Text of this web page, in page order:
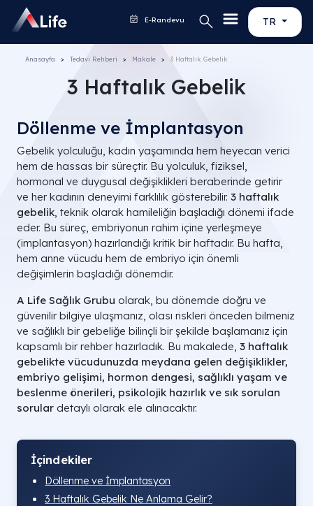
TR
E-Randevu
Anasayfa Tedavi Rehberi Makale 3 Haftalık Gebelik
3 Haftalık Gebelik
Döllenme ve İmplantasyon
Gebelik yolculuğu, kadın yaşamında hem heyecan verici
hem de hassas bir süreçtir. Bu yolculuk, fiziksel,
hormonal ve duygusal değişiklikleri beraberinde getirir
ve her kadının deneyimi farklılık gösterebilir. 3 haftalık
gebelik, teknik olarak hamileliğin başladığı dönemi ifade
eder. Bu süreç, embriyonun rahim içine yerleşmeye
(implantasyon) hazırlandığı kritik bir haftadır. Bu hafta,
hem anne vücudu hem de embriyo için önemli
değişimlerin başladığı dönemdir.
A Life Sağlık Grubu olarak, bu dönemde doğru ve
güvenilir bilgiye ulaşmanız, olası riskleri önceden bilmeniz
ve sağlıklı bir gebeliğe bilinçli bir şekilde başlamanız için
kapsamlı bir rehber hazırladık. Bu makalede, 3 haftalık
gebelikte vücudunuzda meydana gelen değişiklikler,
embriyo gelişimi, hormon dengesi, sağlıklı yaşam ve
beslenme önerileri, psikolojik hazırlık ve sık sorulan
sorular detaylı olarak ele alınacaktır.
İçindekiler
Döllenme ve İmplantasyon
3 Haftalık Gebelik Ne Anlama Gelir?